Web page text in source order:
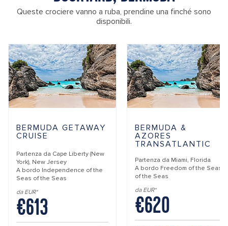
Queste crociere vanno a ruba, prendine una finché sono
disponibili.
BERMUDA GETAWAY
CRUISE
Partenza da Cape Liberty (New
York), New Jersey
A bordo Independence of the
Seas of the Seas
da EUR*
€613
BERMUDA &
AZORES
TRANSATLANTIC
Partenza da Miami, Florida
A bordo Freedom of the Seas
of the Seas
da EUR*
€620